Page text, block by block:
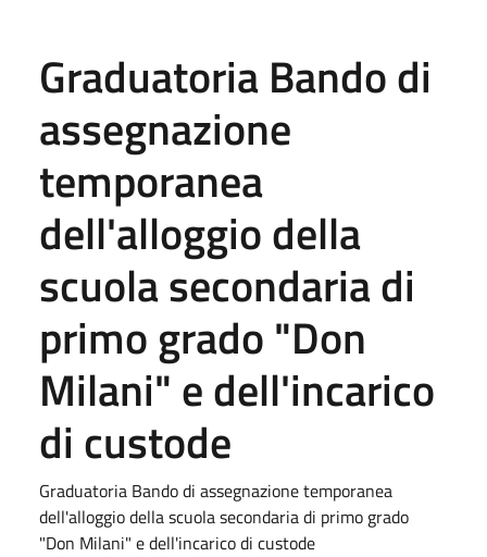
Graduatoria Bando di
assegnazione
temporanea
dell'alloggio della
scuola secondaria di
primo grado "Don
Milani" e dell'incarico
di custode
Graduatoria Bando di assegnazione temporanea
dell'alloggio della scuola secondaria di primo grado
"Don Milani" e dell'incarico di custode